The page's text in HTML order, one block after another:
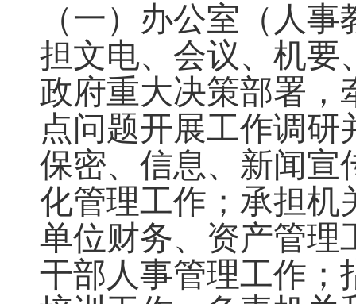
（一） 办公室（人事
担文电、会议、机要
政府重大决策部署 ，
点问题开展工作调研
保密、 信息、新闻宣
化管理工作 ； 承担机
单位财务、资产管理
干部人事管理工作；